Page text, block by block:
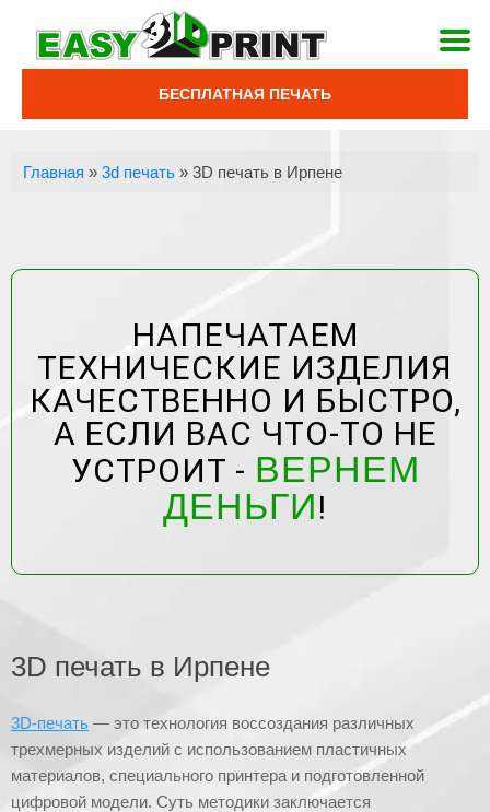
БЕСПЛАТНАЯ ПЕЧАТЬ
Главная »3d печать »3D печать в Ирпене
НАПЕЧАТАЕМ
ТЕХНИЧЕСКИЕ ИЗДЕЛИЯ
КАЧЕСТВЕННО И БЫСТРО,
А ЕСЛИ ВАС ЧТО-ТО НЕ
УСТРОИТ - ВЕРНЕМ
ДЕНЬГИ!
3D печать в Ирпене
3D-печать — это технология воссоздания различных
трехмерных изделий с использованием пластичных
материалов, специального принтера и подготовленной
цифровой модели. Суть методики заключается